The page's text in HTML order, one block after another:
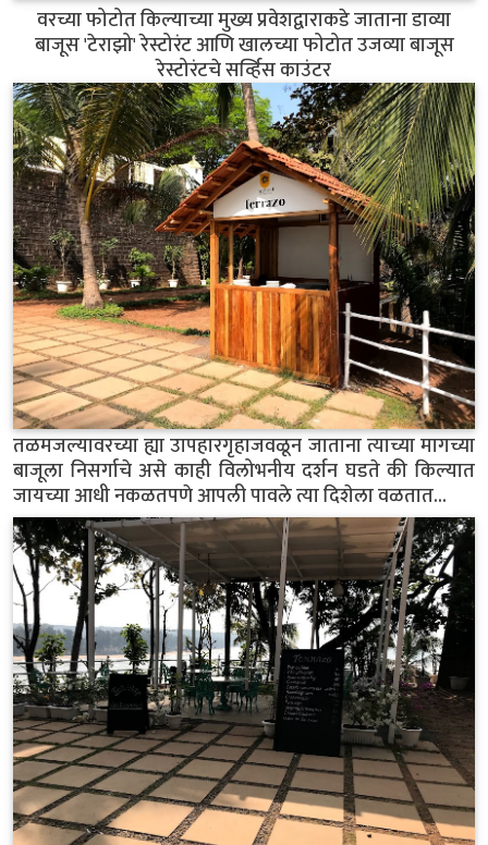
वरच्या फोटोत किल्याच्या मुख्य प्रवेशद्वाराकडे जाताना डाव्या
बाजूस 'टेराझो' रेस्टोरंट आणि खालच्या फोटोत उजव्या बाजूस
रेस्टोरंटचे सर्व्हिस काउंटर
तळमजल्यावरच्या ह्या उापहारगृहाजवळून जाताना त्याच्या मागच्या
बाजूला निसर्गाचे असे काही विलोभनीय दर्शन घडते की किल्यात
जायच्या आधी नकळतपणे आपली पावले त्या दिशेला वळतात...